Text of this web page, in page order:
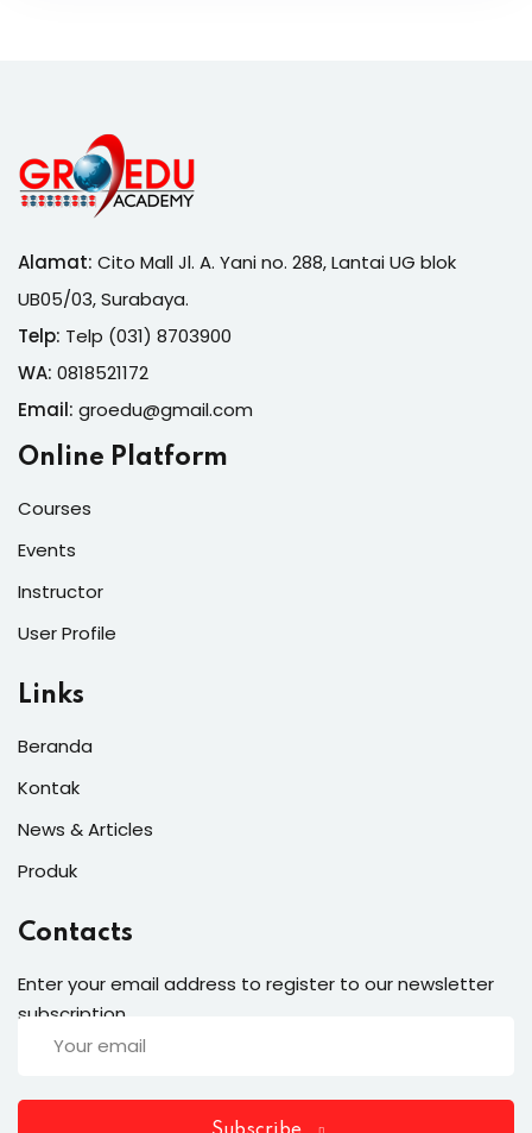
Alamat: Cito Mall Jl. A. Yani no. 288, Lantai UG blok
UB05/03, Surabaya.
Telp: Telp (031) 8703900
WA: 0818521172
Email: groedu@gmail.com
Online Platform
Courses
Events
Instructor
User Profile
Links
Beranda
Kontak
News & Articles
Produk
Contacts
Enter your email address to register to our newsletter
subscription